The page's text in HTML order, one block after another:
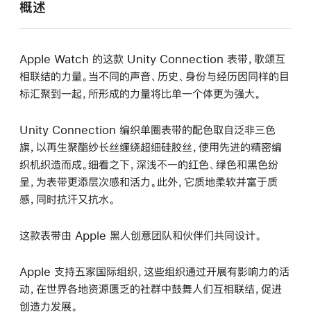
概述
Apple Watch 的这款 Unity Connection 表带，歌颂互
相联结的力量。当不同的声音、历史、身份与经历因同样的目
标汇聚到一起，所形成的力量将比单一个体更为强大。
Unity Connection 编织单圈表带的配色取自泛非三色
旗，以再生聚酯纱长丝缠绕超细硅胶丝，使用先进的精密编
织机织造而成。细看之下，深浅不一的红色、绿色和黑色纷
呈，为表带更添层次感和活力。此外，它质地柔软并富于质
感，同时抗汗又抗水。
这款表带由 Apple 黑人创意团队和伙伴们共同设计。
Apple 支持五家国际组织，这些组织通过开展有影响力的活
动，在世界各地资源匮乏的社群中鼓舞人们互相联结，促进
创造力发展。